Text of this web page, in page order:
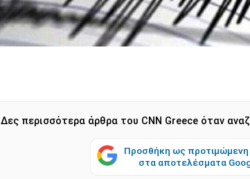
Δες περισσότερα άρθρα του CNN Greece όταν
Προσθήκη ως προτιμώμενη
στα αποτελέσματα